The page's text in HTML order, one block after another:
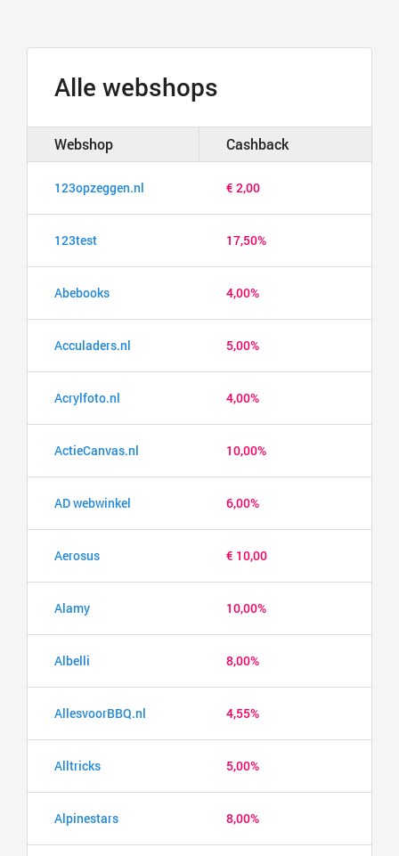
Alle webshops
Webshop Cashback
123opzeggen.nl € 2,00
123test 17,50%
Abebooks 4,00%
Acculaders.nl 5,00%
Acrylfoto.nl 4,00%
ActieCanvas.nl 10,00%
AD webwinkel 6,00%
Aerosus € 10,00
Alamy 10,00%
Albelli 8,00%
AllesvoorBBQ.nl 4,55%
Alltricks 5,00%
Alpinestars 8,00%